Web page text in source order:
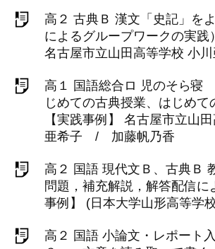
高２ 古典Ｂ 漢文「史記」を
によるグループワークの実践
名古屋市立山田高等学校 小
高１ 国語総合ロ 児のそら寝
じめての古典授業、はじめて
【実践事例】 名古屋市立山
亜希子 / 加藤帆乃香
高２ 国語 現代文Ｂ、古典Ｂ
問題，補充解説，解答配信に
事例】 (日本大学山形高等学校
高２ 国語 小論文・レポート